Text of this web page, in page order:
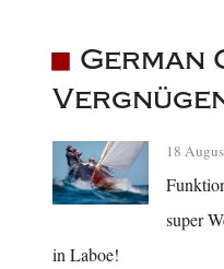
German
18
super
in Laboe!